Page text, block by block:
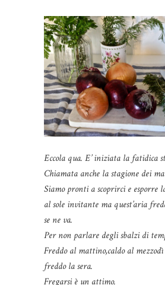
Eccola qua. E’ iniziata la fatidica
Chiamata anche la stagione dei
Siamo pronti a scoprirci e esporre
al sole invitante ma quest’aria
se ne va.
Per non parlare degli sbalzi di
Freddo al mattino,caldo al
freddo la sera.
Fregarsi è un attimo.